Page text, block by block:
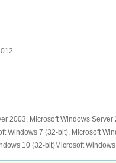
2003, Microsoft Windows
Windows 7 (32-bit), Microsoft
10 (32-bit)Microsoft